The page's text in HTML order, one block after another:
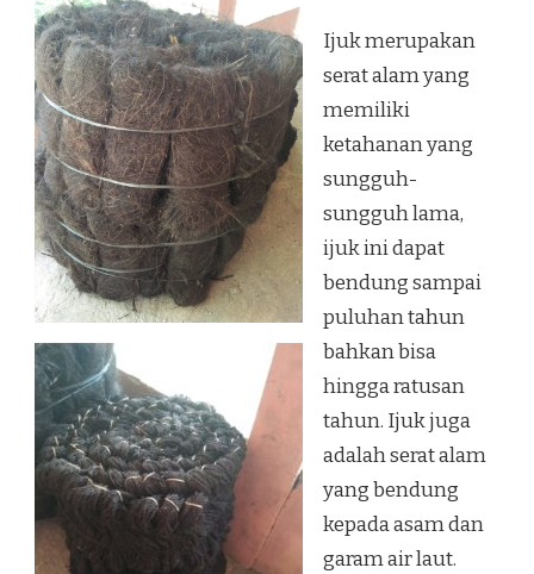
Ijuk merupakan
serat alam yang
memiliki
ketahanan yang
sungguh-
sungguh lama,
ijuk ini dapat
bendung sampai
puluhan tahun
bahkan bisa
hingga ratusan
tahun. Ijuk juga
adalah serat alam
yang bendung
kepada asam dan
garam air laut.